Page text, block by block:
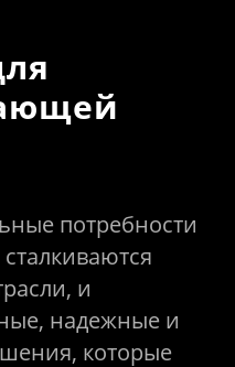
потребности
и
надежные и
которые